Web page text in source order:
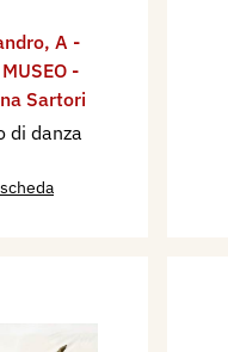
, A -
-
Sartori
di danza